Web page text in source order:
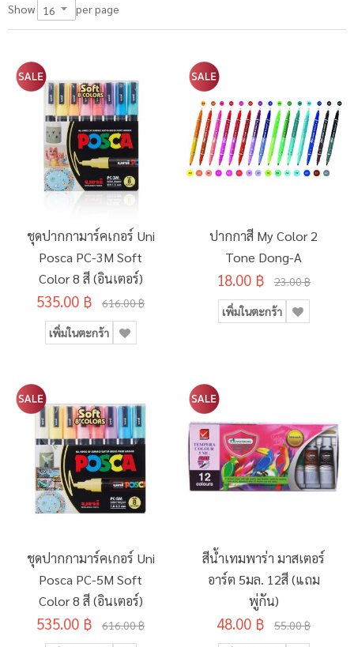
Show per page
ชุดปากกามาร์คเกอร์ Uni
Posca PC-3M Soft
Color 8 สี (อินเตอร์)
535.00 ฿ 616.00 ฿
เพิ่มในตะกร้า
ปากกาสี My Color 2
Tone Dong-A
18.00 ฿ 23.00 ฿
เพิ่มในตะกร้า
ชุดปากกามาร์คเกอร์ Uni
Posca PC-5M Soft
Color 8 สี (อินเตอร์)
535.00 ฿ 616.00 ฿
สีน้ำเทมพาร่า มาสเตอร์
อาร์ต 5มล. 12สี (แถม
พู่กัน)
48.00 ฿ 55.00 ฿